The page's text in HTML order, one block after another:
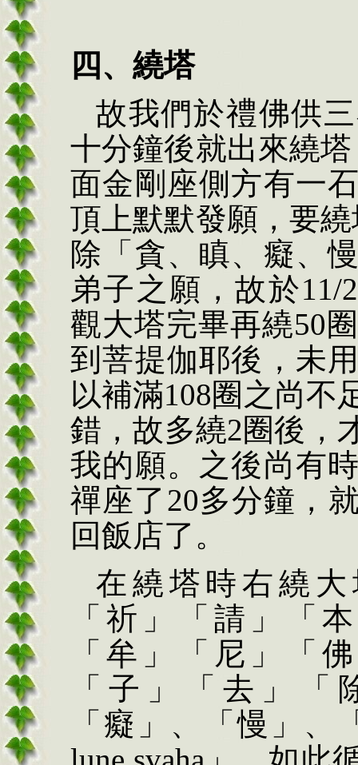
四、繞塔
故我們於禮佛供
十分鐘後就出來繞
面金剛座側方有一
頂上默默發願，要
除「貪、瞋、癡、
弟子之願，故於11/
觀大塔完畢再繞50
到菩提伽耶後，未
以補滿108圈之尚不
錯，故多繞2圈後，
我的願。之後尚有
禪座了20多分鐘，
回飯店了。
在繞塔時右繞
「祈」「請」「
「牟」「尼」「
「子」「去」「
「癡」、「慢」